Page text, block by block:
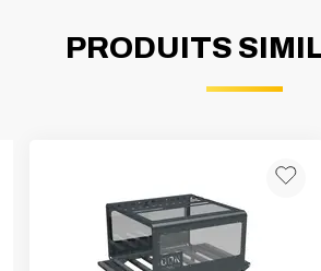
PRODUITS